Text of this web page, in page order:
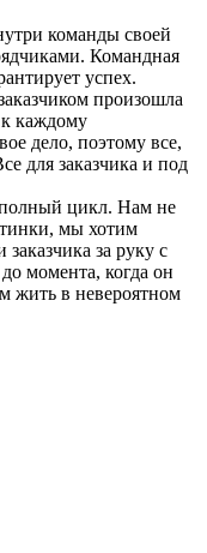
команды своей
Командная
успех.
произошла
каждому
дело, поэтому все,
для заказчика и под
цикл. Нам не
мы хотим
за руку с
момента, когда он
жить в невероятном